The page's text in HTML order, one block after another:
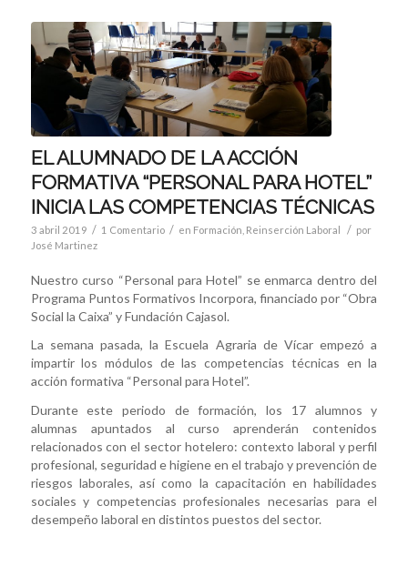
EL ALUMNADO DE LA ACCIÓN
FORMATIVA “PERSONAL PARA HOTEL”
INICIA LAS COMPETENCIAS TÉCNICAS
3 abril 2019 / 1 Comentario / en Formación Reinserción Laboral / por
José Martinez
Nuestro curso “Personal para Hotel” se enmarca dentro del
Programa Puntos Formativos Incorpora, financiado por “Obra
Social la Caixa” y Fundación Cajasol.
La semana pasada, la Escuela Agraria de Vícar empezó a
impartir los módulos de las competencias técnicas en la
acción formativa “Personal para Hotel”.
Durante este periodo de formación, los 17 alumnos y
alumnas apuntados al curso aprenderán contenidos
relacionados con el sector hotelero: contexto laboral y perfil
profesional, seguridad e higiene en el trabajo y prevención de
riesgos laborales, así como la capacitación en habilidades
sociales y competencias profesionales necesarias para el
desempeño laboral en distintos puestos del sector.